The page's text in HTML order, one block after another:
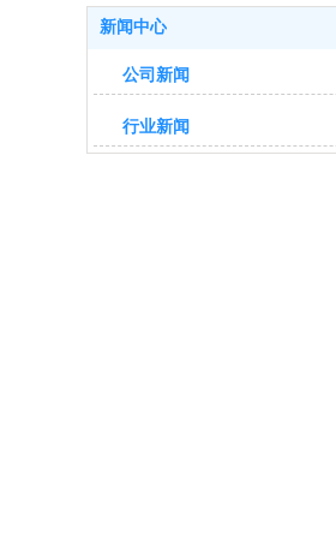
新闻中心
公司新闻
行业新闻